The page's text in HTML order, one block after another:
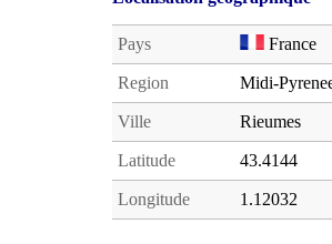
Pays France
Region Midi-
Ville Rieumes
Latitude 43.4144
Longitude 1.12032